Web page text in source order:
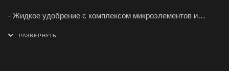
- Жидкое удобрение с комплексом микроэлементов и